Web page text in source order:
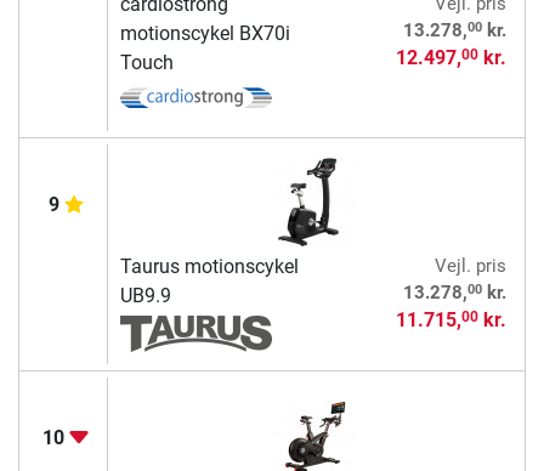
motionscykel BX70i
Touch
13.278,00kr.
12.497,00kr.
9
Taurus motionscykel
UB9.9
Vejl. pris
13.278,00kr.
11.715,00kr.
10